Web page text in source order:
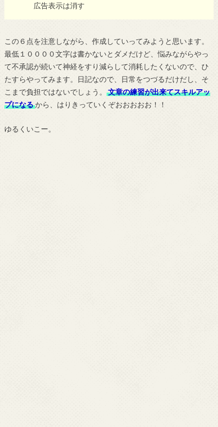
広告表示は消す
この６点を注意しながら、作成していってみようと思います。
最低１００００文字は書かないとダメだけど、悩みながらやっ
て不承認が続いて神経をすり減らして消耗したくないので、ひ
たすらやってみます。日記なので、日常をつづるだけだし、そ
こまで負担ではないでしょう。
文章の練習が出来てスキルアッ
プになるから、はりきっていくぞおおおおお！！
ゆるくいこー。